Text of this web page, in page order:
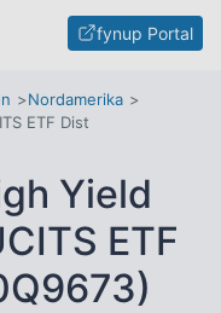
fynup Portal
Nordamerika
ETF Dist
Yield
ETF